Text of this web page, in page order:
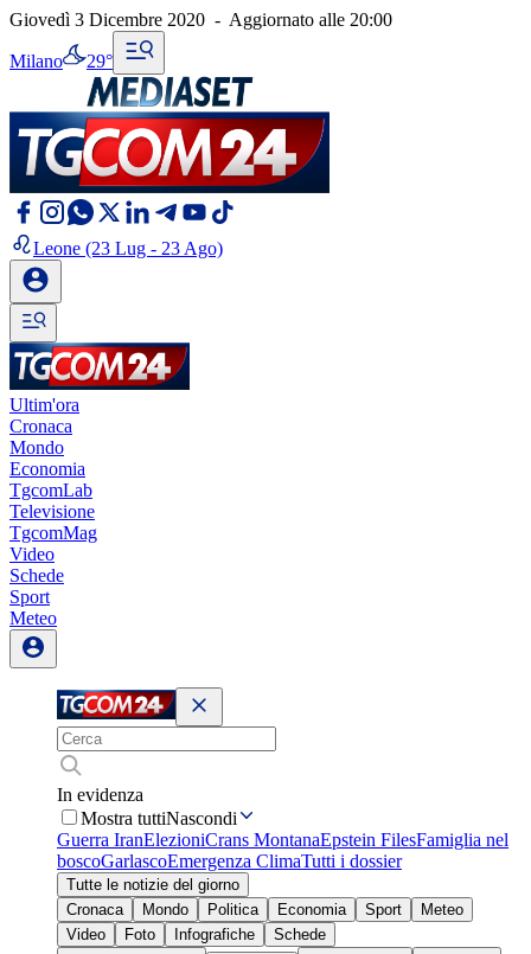
Giovedì 3 Dicembre 2020 - Aggiornato alle 20:00
Milano 29°
Leone (23 Lug - 23 Ago)
Ultim'ora
Cronaca
Mondo
Economia
TgcomLab
Televisione
TgcomMag
Video
Schede
Sport
Meteo
In evidenza
Mostra tuttiNascondi
Guerra IranElezioniCrans MontanaEpstein FilesFamiglia nel
boscoGarlascoEmergenza ClimaTutti i dossier
Tutte le notizie del giorno
Cronaca
Mondo Politica Economia Sport
Meteo
Video
Foto Infografiche
Schede